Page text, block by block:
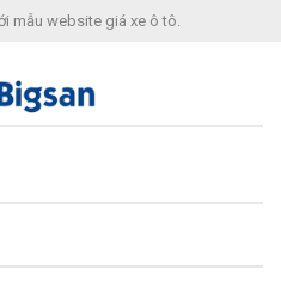
mẫu website giá xe ô tô.